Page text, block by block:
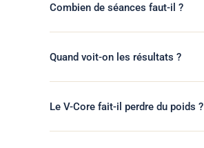
Combien de séances faut-il ?
Quand voit-on les résultats ?
Le V-Core fait-il perdre du poids ?